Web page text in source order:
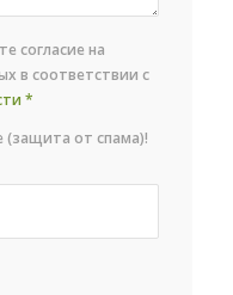
согласие на
в соответствии с
*
(защита от спама)!